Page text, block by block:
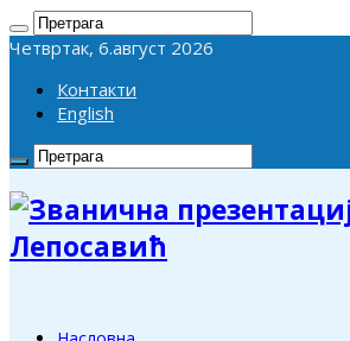
Четвртак, 6.август 2026
Контакти
English
Лепосавић